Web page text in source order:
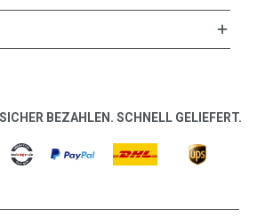
BEZAHLEN. SCHNELL GELIEFERT.